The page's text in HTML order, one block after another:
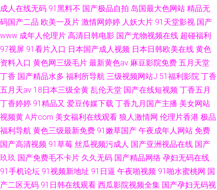
成人在线无码 91黑料不 国产极品自拍 岛国最大色网站 精品无
码国产二品 欧美一及片 激情网婷婷 人妖大片 91天堂影视 国产
www 成年人伦理片 高清日韩电影 国产尤物视频在线 超碰福利
97视屏 91看片入口 日本国产成人视频 日本日韩欧美在线 黄色
资料入口 黄色网三级毛片 最新黄色av 麻豆影院免费 五月天堂
丁香 国产精品水多 福利所导航 三级视频网站J 51福利影院 丁香
五月天av 18日本三级全黄 乱伦天堂 国产在线短视频 丁香五月
丁香婷婷 91精品又 爱豆传媒下载 丁香九月国产主播 美女网站
视频黄 A片com 美女福利在线观看 狼人激情网 伦理片香港 极品
福利导航 黄色三级最新免费 91嫩草国产 午夜成年人网站 免费
国产高清视频 91草莓 丝瓜视频污成人 国产亚洲视品在线 国产
玖玖 国产免费毛不卡片 久久无码 国产精品网络 孕妇无码在线
91手机论坛 91视频新地址 91日逼 午夜啪视频 91啪水蜜桃网 国
产二区无码 91日韩在线观看 西瓜影院视频全集 国产孕妇无码视